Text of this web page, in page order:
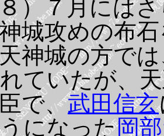
）７月には
城攻めの布
神城の方で
ていたが、
で、武田信玄
になった岡